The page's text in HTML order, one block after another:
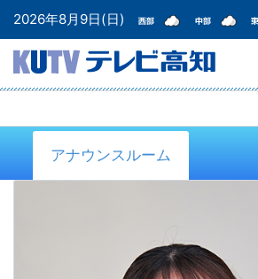
2026年8月9日(日)
アナウンスルーム